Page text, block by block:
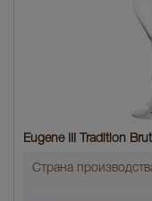
Eugene III Tradition
Страна